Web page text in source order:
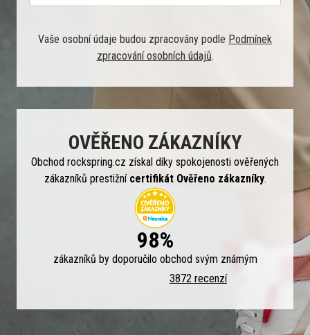
Vaše osobní údaje budou zpracovány podle Podmínek
zpracování osobních údajů.
OVĚŘENO ZÁKAZNÍKY
Obchod rockspring.cz získal díky spokojenosti ověřených
zákazníků prestižní certifikát Ověřeno zákazníky.
98%
zákazníků by doporučilo obchod svým známým
3872 recenzí